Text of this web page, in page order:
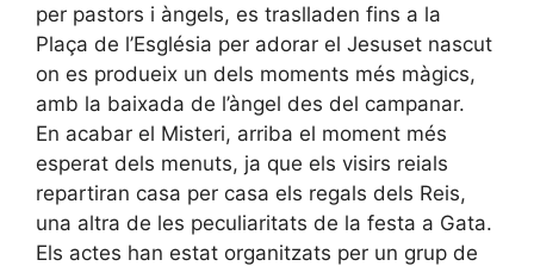
per pastors i àngels, es traslladen fins a la
Plaça de l’Església per adorar el Jesuset nascut
on es produeix un dels moments més màgics,
amb la baixada de l’àngel des del campanar.
En acabar el Misteri, arriba el moment més
esperat dels menuts, ja que els visirs reials
repartiran casa per casa els regals dels Reis,
una altra de les peculiaritats de la festa a Gata.
Els actes han estat organitzats per un grup de